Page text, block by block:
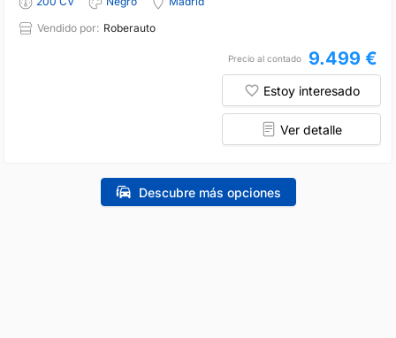
Vendido por: Roberauto
Precio al contado 9.499 €
Estoy interesado
Ver detalle
Descubre más opciones